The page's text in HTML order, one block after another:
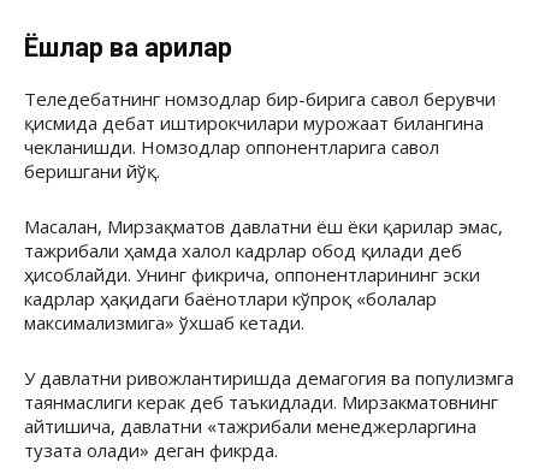
Ёшлар ва қарилар
Теледебатнинг номзодлар бир-бирига савол берувчи
қисмида дебат иштирокчилари мурожаат билангина
чекланишди. Номзодлар оппонентларига савол
беришгани йўқ.
Масалан, Мирзақматов давлатни ёш ёки қарилар эмас,
тажрибали ҳамда халол кадрлар обод қилади деб
ҳисоблайди. Унинг фикрича, оппонентларининг эски
кадрлар ҳақидаги баёнотлари кўпроқ «болалар
максимализмига» ўхшаб кетади.
У давлатни ривожлантиришда демагогия ва популизмга
таянмаслиги керак деб таъкидлади. Мирзакматовнинг
айтишича, давлатни «тажрибали менеджерларгина
тузата олади» деган фикрда.